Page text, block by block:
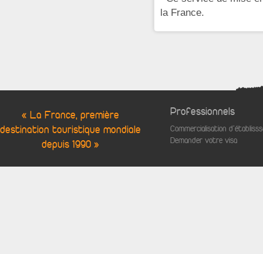
la France.
« La France, première
destination touristique mondiale
depuis 1990 »
Professionnels
Commercialisation
Demander votre visa